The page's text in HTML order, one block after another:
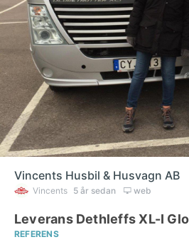
Vincents Husbil & Husvagn AB
Vincents 5 år sedan web
Leverans Dethleffs XL-I
REFERENS